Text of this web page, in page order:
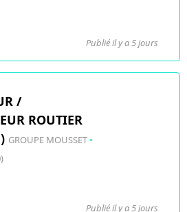
Publié il y a 5 jours
/
ROUTIER
GROUPE MOUSSET •
Publié il y a 5 jours